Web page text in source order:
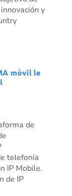
y
móvil le
de
telefonía
IP Mobile.
de IP